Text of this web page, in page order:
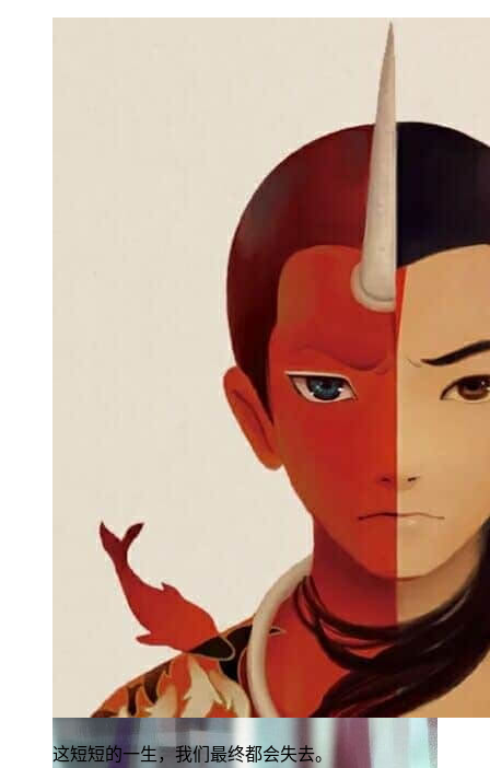
这短短的一生，我们最终都会失去。